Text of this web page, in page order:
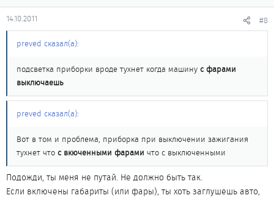
14.10.2011 #8
preved сказал(а):
подсветка приборки вроде тухнет когда машину с фарами
выключаешь
preved сказал(а):
Вот в том и проблема, приборка при выключении зажигания
тухнет что с вкюченными фарами что с выключенными
Подожди, ты меня не путай. Не должно быть так.
Если включены габариты (или фары), ты хоть заглушешь авто,